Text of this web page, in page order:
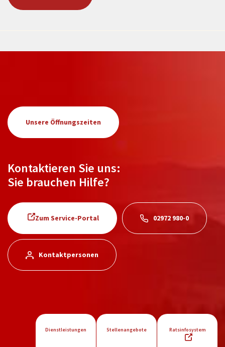
Unsere Öffnungszeiten
Kontaktieren Sie uns:
Sie brauchen Hilfe?
Zum Service-Portal 02972 980-0
Kontaktpersonen
Dienstleistungen Stellenangebote Ratsinfosystem